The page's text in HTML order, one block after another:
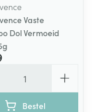
Vaste
Dol Vermoeid
Bestel